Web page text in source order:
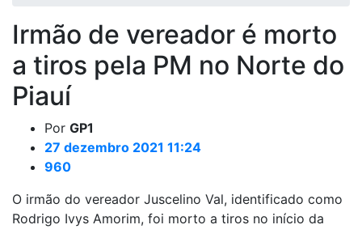
Irmão de vereador é morto
a tiros pela PM no Norte do
Piauí
Por GP1
27 dezembro 2021 11:24
960
O irmão do vereador Juscelino Val, identificado como
Rodrigo Ivys Amorim, foi morto a tiros no início da